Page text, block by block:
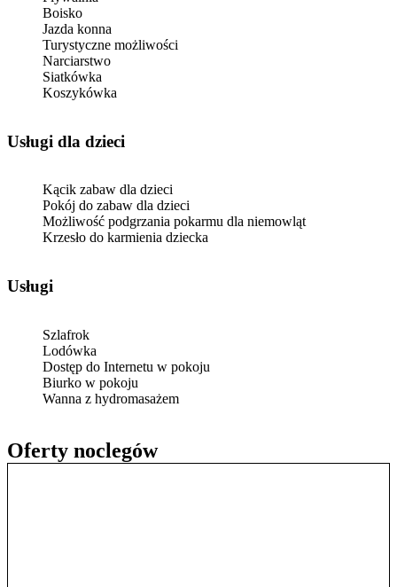
Oferty noclegów
Boisko
Jazda konna
Turystyczne możliwości
Narciarstwo
Siatkówka
Koszykówka
usługi dla dzieci
Kącik zabaw dla dzieci
Pokój do zabaw dla dzieci
Możliwość podgrzania pokarmu dla niemowląt
Krzesło do karmienia dziecka
Usługi
Szlafrok
Lodówka
Dostęp do Internetu w pokoju
Biurko w pokoju
Wanna z hydromasażem